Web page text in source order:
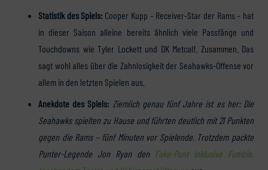
Statistik des Spiels: Cooper Kupp – Receiver-Star der Rams – hat
in dieser Saison alleine bereits ähnlich viele Passfänge und
Touchdowns wie Tyler Lockett und DK Metcalf. Zusammen. Das
sagt wohl alles über die Zahnlosigkeit der Seahawks-Offense vor
allem in den letzten Spielen aus.
Anekdote des Spiels: Ziemlich genau fünf Jahre ist es her: Die
Seahawks spielten zu Hause und führten deutlich mit 21 Punkten
gegen die Rams – fünf Minuten vor Spielende. Trotzdem packte
Punter-Legende Jon Ryan den Fake-Punt inklusive Fumble,